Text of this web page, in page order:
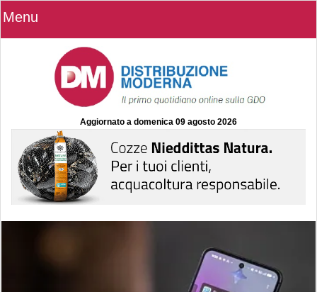
Menu
Aggiornato a domenica 09 agosto 2026